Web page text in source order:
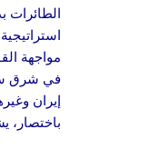
الطائرات
مواجهة
في شرق
إيران
باختصار،